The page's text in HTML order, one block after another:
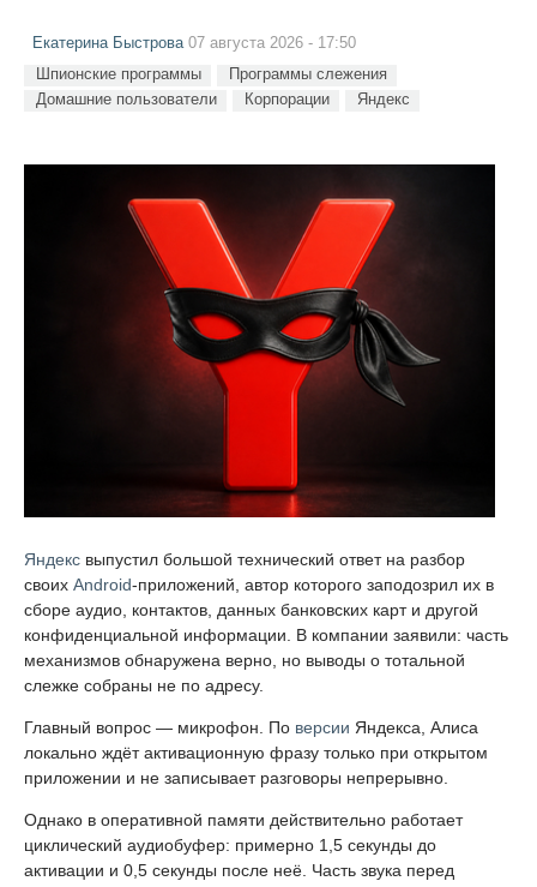
Екатерина Быстрова 07 августа 2026 - 17:50
Шпионские программы
Программы слежения
Домашние пользователи
Корпорации Яндекс
Яндекс выпустил большой технический ответ на разбор
своих Android-приложений, автор которого заподозрил их в
сборе аудио, контактов, данных банковских карт и другой
конфиденциальной информации. В компании заявили: часть
механизмов обнаружена верно, но выводы о тотальной
слежке собраны не по адресу.
Главный вопрос — микрофон. По версии Яндекса, Алиса
локально ждёт активационную фразу только при открытом
приложении и не записывает разговоры непрерывно.
Однако в оперативной памяти действительно работает
циклический аудиобуфер: примерно 1,5 секунды до
активации и 0,5 секунды после неё. Часть звука перед